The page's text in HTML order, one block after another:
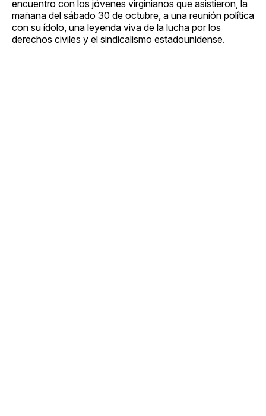
encuentro con los jóvenes virginianos que asistieron, la
mañana del sábado 30 de octubre, a una reunión política
con su ídolo, una leyenda viva de la lucha por los
derechos civiles y el sindicalismo estadounidense.